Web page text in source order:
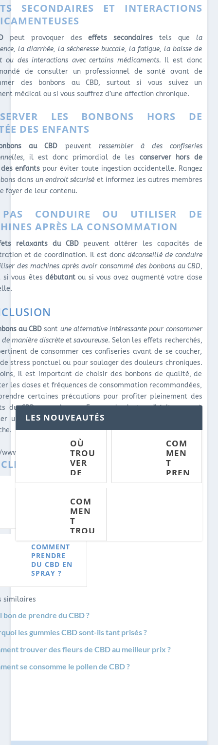
SECONDAIRES ET INTERACTIONS
peut provoquer deseffets secondaires tels que la
la diarrhée, la sécheresse buccale, la fatigue, la baisse de
ou des interactions avec certains médicaments. Il est donc
de consulter un professionnel de santé avant de
des bonbons au CBD, surtout si vous suivez un
médical ou si vous souffrez d’une affection chronique.
LES BONBONS HORS DE
DES ENFANTS
au CBD peuvent ressembler à des confiseries
, il est donc primordial de les conserver hors de
enfants pour éviter toute ingestion accidentelle. Rangez
dansun endroit sécurisé et informez les autres membres
foyer de leur contenu.
CONDUIRE OU UTILISER DE
APRÈS LA CONSOMMATION
relaxants du CBDpeuvent altérer les capacités de
et de coordination. Il est donc déconseillé de conduire
des machines après avoir consommé des bonbons au CBD,
si vous êtes débutantou si vous avez augmenté votre dose
au CBD sont une alternative intéressante pour consommer
de manière discrète et savoureuse. Selon les effets recherchés,
de consommer ces confiseries avant de se coucher,
stress ponctuel ou pour soulager des douleurs chroniques.
il est important de choisir des bonbons de qualité, de
les doses et fréquences de consommation recommandées,
certaines précautions pour profiter pleinement des
du CBD sans risques. En cas de doute, n’hésitez pas à
un professionnel de santé pour vous guider dans votre
watch?v=gbCVTfLC79A
CONNEXES :
COMMENT
PRENDRE
DU CBD EN
SPRAY ?
similaires
bon de prendre du CBD ?
les gummies CBD sont-ils tant prisés ?
trouver des fleurs de CBD au meilleur prix ?
se consomme le pollen de CBD ?
LES NOUVEAUTÉS
OÙ
TROU
VER
DE
LA
R DE
CBD
PAS
CHER
?
COM
MEN
T
PREN
DRE
COM
MEN
T
TROU
VER
FLEU
RS DE
AU
PRIX
?